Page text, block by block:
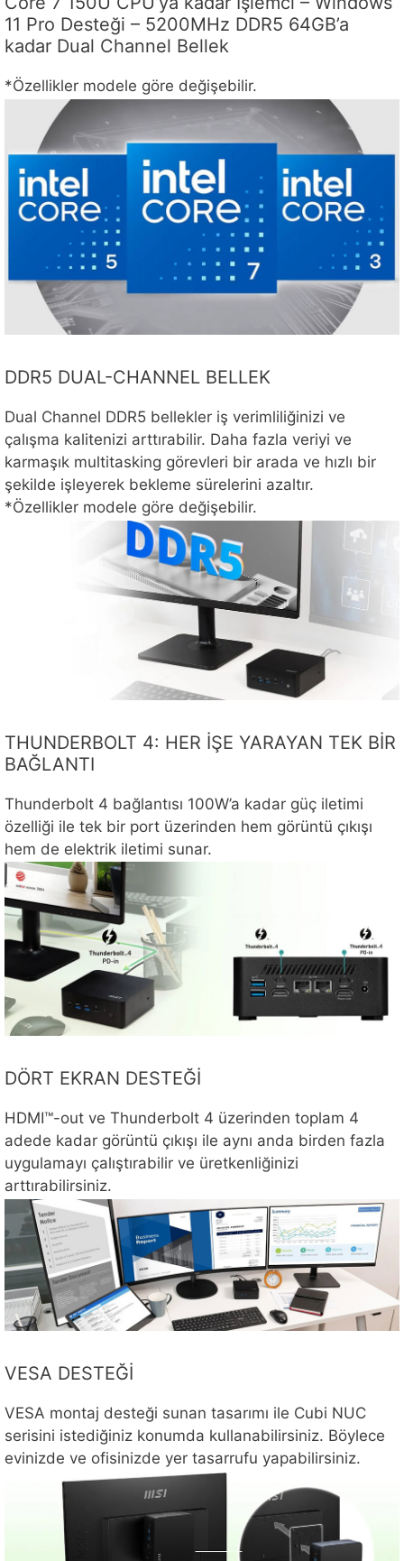
11 Pro Desteği – 5200MHz DDR5 64GB’a
kadar Dual Channel Bellek
*Özellikler modele göre değişebilir.
DDR5 DUAL-CHANNEL BELLEK
Dual Channel DDR5 bellekler iş verimliliğinizi ve
çalışma kalitenizi arttırabilir. Daha fazla veriyi ve
karmaşık multitasking görevleri bir arada ve hızlı bir
şekilde işleyerek bekleme sürelerini azaltır.
*Özellikler modele göre değişebilir.
THUNDERBOLT 4: HER İŞE YARAYAN TEK BİR
BAĞLANTI
Thunderbolt 4 bağlantısı 100W’a kadar güç iletimi
özelliği ile tek bir port üzerinden hem görüntü çıkışı
hem de elektrik iletimi sunar.
DÖRT EKRAN DESTEĞİ
HDMI™-out ve Thunderbolt 4 üzerinden toplam 4
adede kadar görüntü çıkışı ile aynı anda birden fazla
uygulamayı çalıştırabilir ve üretkenliğinizi
arttırabilirsiniz.
VESA DESTEĞİ
VESA montaj desteği sunan tasarımı ile Cubi NUC
serisini istediğiniz konumda kullanabilirsiniz. Böylece
evinizde ve ofisinizde yer tasarrufu yapabilirsiniz.